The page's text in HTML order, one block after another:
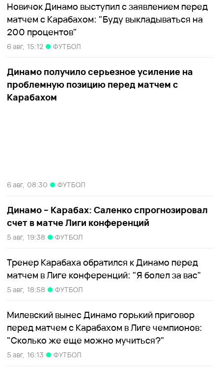
Новичок Динамо выступил с заявлением перед
матчем с Карабахом: "Буду выкладываться на
200 процентов"
6 авг, 15:12 ФУТБОЛ
Динамо получило серьезное усиление на
проблемную позицию перед матчем с
Карабахом
6 авг, 08:30 ФУТБОЛ
Динамо – Карабах: Саленко спрогнозировал
счет в матче Лиги конференций
5 авг, 19:38 ФУТБОЛ
Тренер Карабаха обратился к Динамо перед
матчем в Лиге конференций: "Я болел за вас"
5 авг, 18:58 ФУТБОЛ
Милевский вынес Динамо горький приговор
перед матчем с Карабахом в Лиге чемпионов:
"Сколько же еще можно мучиться?"
5 авг, 16:13 ФУТБОЛ